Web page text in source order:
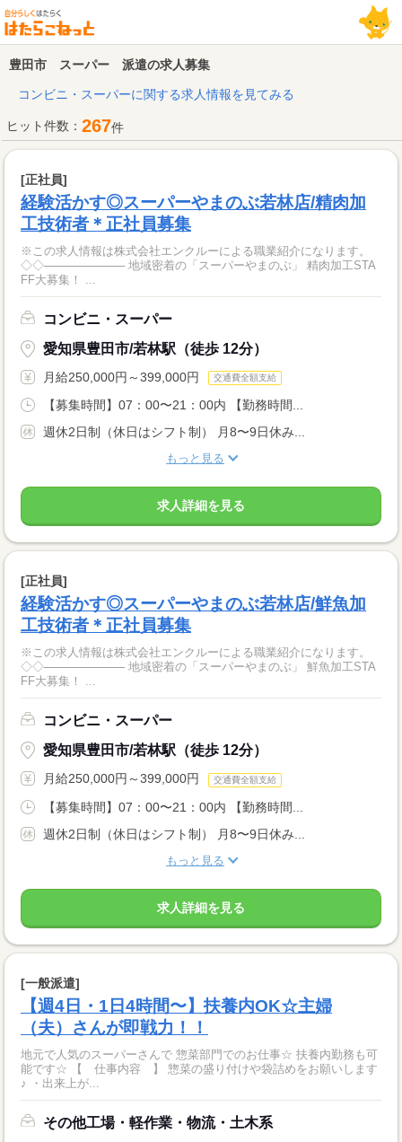
豊田市 スーパー 派遣の求人募集
コンビニ・スーパーに関する求人情報を見てみる
ヒット件数： 267件
[正社員]
経験活かす◎スーパーやまのぶ若林店/精肉加
工技術者＊正社員募集
※この求人情報は株式会社エンクルーによる職業紹介になります。
◇◇────────── 地域密着の「スーパーやまのぶ」 精肉加工STA
FF大募集！ ...
コンビニ・スーパー
愛知県豊田市/若林駅（徒歩 12分）
月給250,000円～399,000円 交通費全額支給
【募集時間】07：00〜21：00内 【勤務時間...
週休2日制（休日はシフト制） 月8〜9日休み...
もっと見る
求人詳細を見る
[正社員]
経験活かす◎スーパーやまのぶ若林店/鮮魚加
工技術者＊正社員募集
※この求人情報は株式会社エンクルーによる職業紹介になります。
◇◇────────── 地域密着の「スーパーやまのぶ」 鮮魚加工STA
FF大募集！ ...
コンビニ・スーパー
愛知県豊田市/若林駅（徒歩 12分）
月給250,000円～399,000円 交通費全額支給
【募集時間】07：00〜21：00内 【勤務時間...
週休2日制（休日はシフト制） 月8〜9日休み...
もっと見る
求人詳細を見る
[一般派遣]
【週4日・1日4時間〜】扶養内OK☆主婦
（夫）さんが即戦力！！
地元で人気のスーパーさんで 惣菜部門でのお仕事☆ 扶養内勤務も可
能です☆ 【 仕事内容 】 惣菜の盛り付けや袋詰めをお願いします
♪ ・出来上が...
その他工場・軽作業・物流・土木系